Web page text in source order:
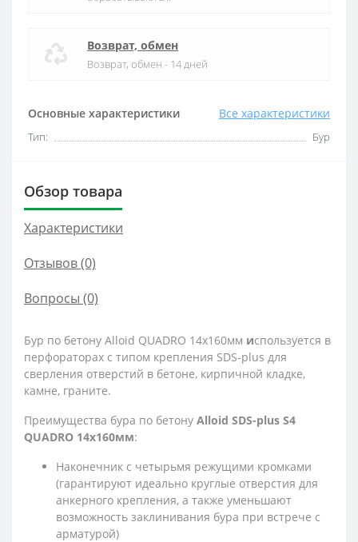
Основные характеристики Все характеристики
Тип: Бур
Возврат, обмен
Возврат, обмен - 14 дней
Обзор товара
Характеристики
Отзывов (0)
Вопросы (0)
Бур по бетону Alloid QUADRO 14x160мм используется в
перфораторах с типом крепления SDS-plus для
сверления отверстий в бетоне, кирпичной кладке,
камне, граните.
Преимущества бура по бетону Alloid SDS-plus S4
QUADRO 14x160мм:
Наконечник с четырьмя режущими кромками
(гарантируют идеально круглые отверстия для
анкерного крепления, а также уменьшают
возможность заклинивания бура при встрече с
арматурой)